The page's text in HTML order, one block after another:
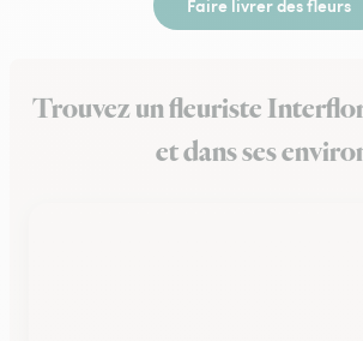
Faire livrer des fleurs
Trouvez un fleuriste
et dans ses